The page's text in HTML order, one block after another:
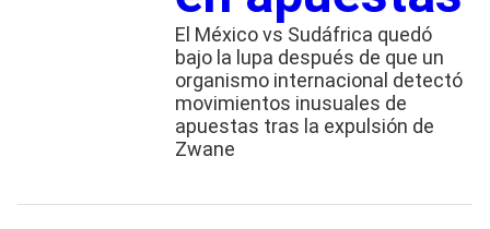
El México vs Sudáfrica quedó
bajo la lupa después de que un
organismo internacional detectó
movimientos inusuales de
apuestas tras la expulsión de
Zwane